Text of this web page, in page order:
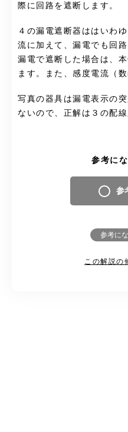
際に回路を遮断します。
４の漏電遮断器ははいわ
流に加えて、漏電でも回路
漏電で遮断した場合は、
ます。また、感度電流（
写真の器具は漏電表示の
ないので、正解は３の配
参考に
参
参考に
この解説の